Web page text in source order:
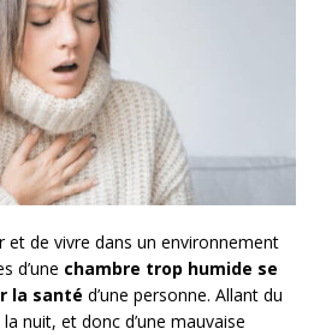
de vivre dans un environnement
d’une chambre trop humide se
la santé d’une personne. Allant du
nuit, et donc d’une mauvaise